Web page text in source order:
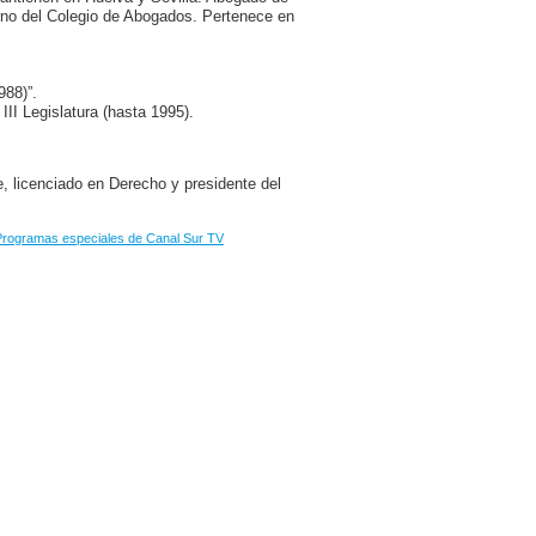
del Colegio de Abogados. Pertenece en
Legislatura (hasta 1995).
licenciado en Derecho y presidente del
especiales de Canal Sur TV